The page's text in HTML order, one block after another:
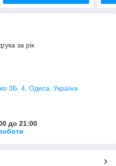
за рік
3Б, 4, Одеса, Україна
до 21:00